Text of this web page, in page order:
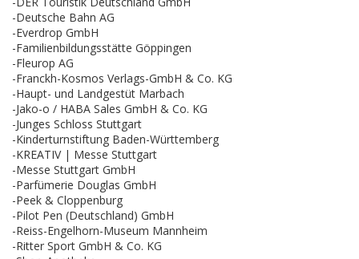
-Deutsche Bahn AG
-Everdrop GmbH
-Familienbildungsstätte Göppingen
-Fleurop AG
-Franckh-Kosmos Verlags-GmbH & Co. KG
-Haupt- und Landgestüt Marbach
-Jako-o / HABA Sales GmbH & Co. KG
-Junges Schloss Stuttgart
-Kinderturnstiftung Baden-Württemberg
-KREATIV | Messe Stuttgart
-Messe Stuttgart GmbH
-Parfümerie Douglas GmbH
-Peek & Cloppenburg
-Pilot Pen (Deutschland) GmbH
-Reiss-Engelhorn-Museum Mannheim
-Ritter Sport GmbH & Co. KG